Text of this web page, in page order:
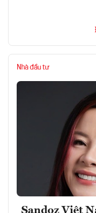
Nhà đầu tư
Sandoz Việt